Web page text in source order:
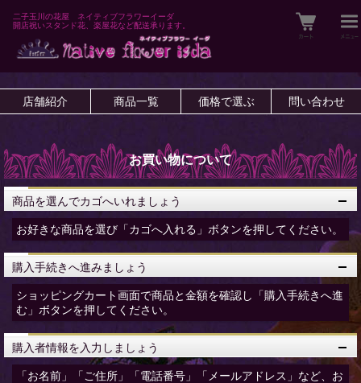
二子玉川の花屋 ネイティブフラワーイーダ
開店祝いスタンド花、楽屋花など配送承ります。
店舗紹介 商品一覧 価格で選ぶ 問い合わせ
お買い物について
商品を選んでカゴへいれましょう
お好きな商品を選び「カゴへ入れる」ボタンを押してください。
購入手続きへ進みましょう
ショッピングカート画面で商品と金額を確認し「購入手続きへ進
む」ボタンを押してください。
購入者情報を入力しましょう
「お名前」「ご住所」「電話番号」「メールアドレス」など、お